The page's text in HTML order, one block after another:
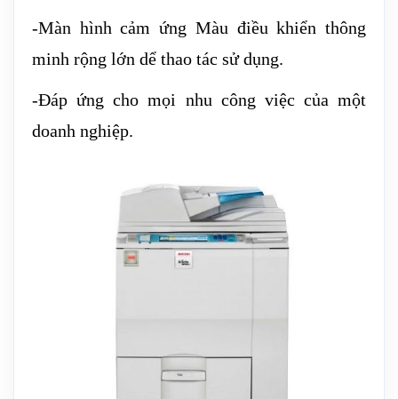
-Màn hình cảm ứng Màu điều khiển thông
minh rộng lớn dể thao tác sử dụng.
-Đáp ứng cho mọi nhu công việc của một
doanh nghiệp.